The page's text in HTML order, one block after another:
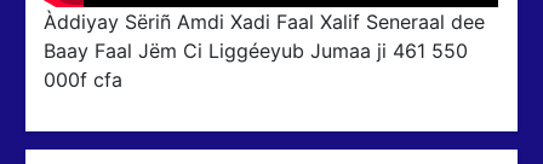
Àddiyay Sëriñ Amdi Xadi Faal Xalif Seneraal dee
Baay Faal Jëm Ci Liggéeyub Jumaa ji 461 550
000f cfa